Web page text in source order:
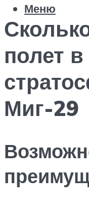
Меню
полет в
Миг-29